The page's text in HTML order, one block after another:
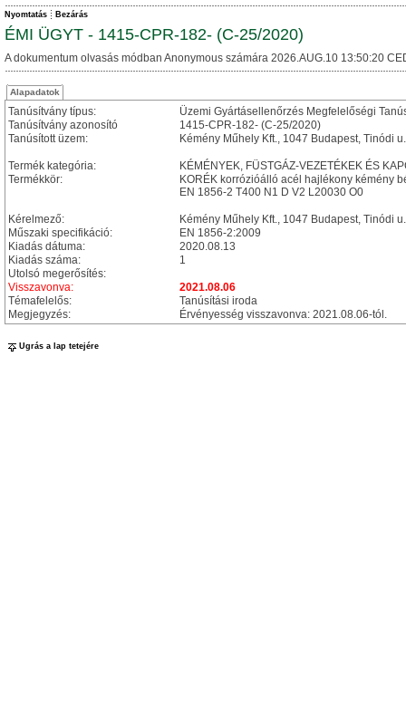
Nyomtatás Bezárás
ÉMI ÜGYT - 1415-CPR-182- (C-25/2020)
A dokumentum olvasás módban Anonymous számára 2026.AUG.10 13:50:20
Alapadatok
Tanúsítvány típus:
Üzemi Gyártásellenőrzés Megfelelőségi
Tanúsítvány azonosító
1415-CPR-182- (C-25/2020)
Tanúsított üzem:
Kémény Műhely Kft., 1047 Budapest, Tinódi
Termék kategória:
KÉMÉNYEK, FÜSTGÁZ-VEZETÉKEK ÉS
Termékkör:
KORÉK korrózióálló acél hajlékony kémény
EN 1856-2 T400 N1 D V2 L20030 O0
Kérelmező:
Kémény Műhely Kft., 1047 Budapest, Tinódi
Műszaki specifikáció:
EN 1856-2:2009
Kiadás dátuma:
2020.08.13
Kiadás száma:
1
Utolsó megerősítés:
Visszavonva:
2021.08.06
Témafelelős:
Tanúsítási iroda
Megjegyzés:
Érvényesség visszavonva: 2021.08.06-tól.
Ugrás a lap tetejére